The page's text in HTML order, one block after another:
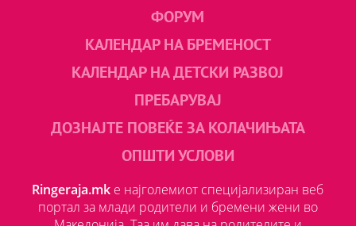
ФОРУМ
КАЛЕНДАР НА БРЕМЕНОСТ
КАЛЕНДАР НА ДЕТСКИ РАЗВОЈ
ПРЕБАРУВАЈ
ДОЗНАЈТЕ ПОВЕЌЕ ЗА КОЛАЧИЊАТА
ОПШТИ УСЛОВИ
Ringeraja.mk е најголемиот специјализиран веб
портал за млади родители и бремени жени во